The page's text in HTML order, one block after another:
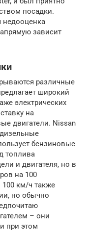
посадки.
недооценка
зависит
различные
широкий
электрических
на
двигатели. Nissan
бензиновые
топлива
и двигателя, но в
на 100
км/ч также
но обычно
– они
при этом